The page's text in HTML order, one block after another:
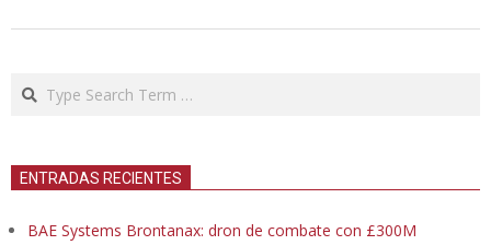
Search
ENTRADAS RECIENTES
BAE Systems Brontanax: dron de combate con £300M